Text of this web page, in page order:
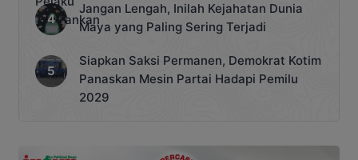
Jangan Lengah, Inilah Kejahatan Dunia
Maya yang Paling Sering Terjadi
Siapkan Saksi Permanen, Demokrat Kotim
Panaskan Mesin Partai Hadapi Pemilu
2029